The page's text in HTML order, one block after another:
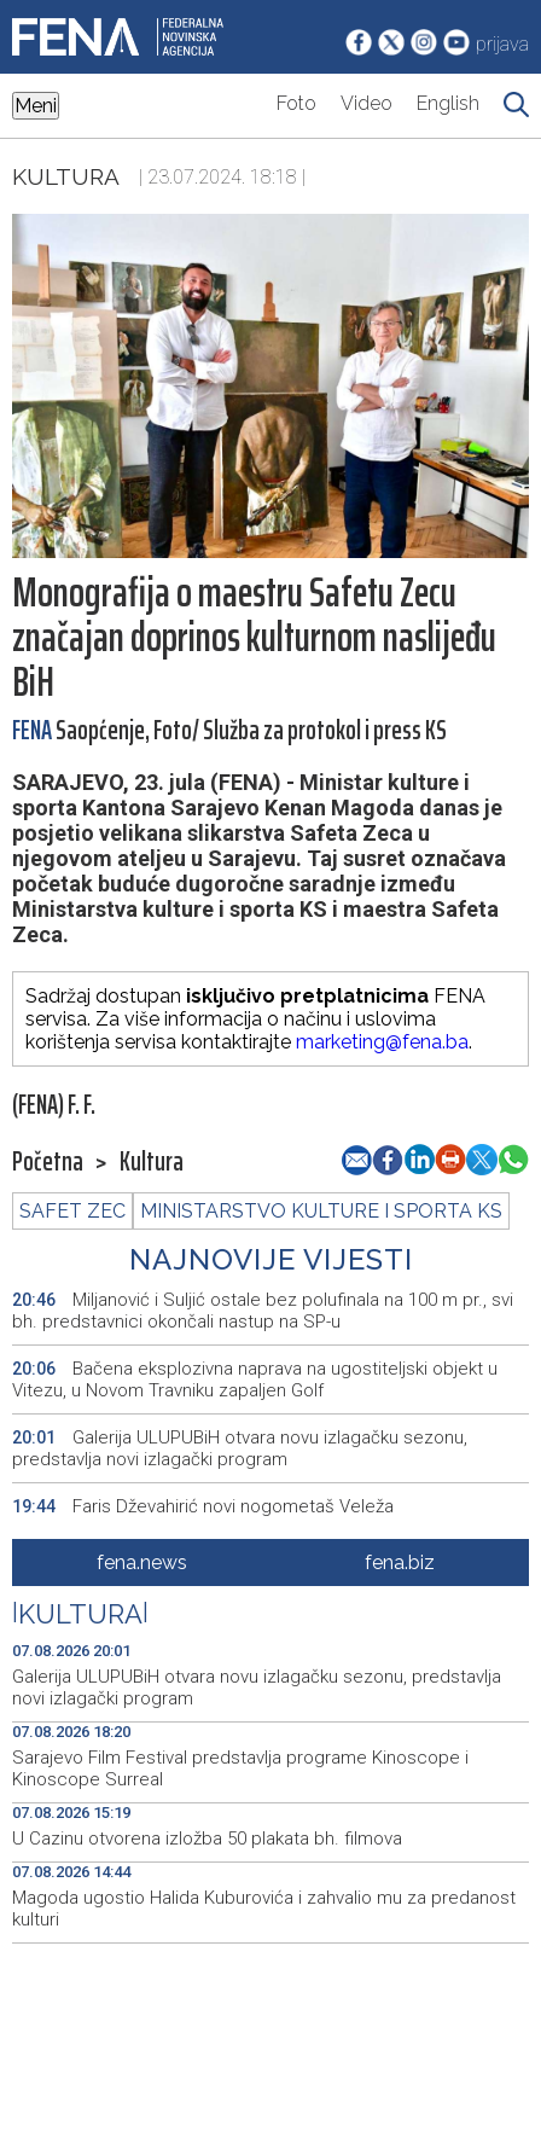
prijava
Meni Foto Video English
KULTURA | 23.07.2024. 18:18 |
Monografija o maestru Safetu Zecu
značajan doprinos kulturnom naslijeđu
BiH
FENASaopćenje, Foto/ Služba za protokol i press KS
SARAJEVO, 23. jula (FENA) - Ministar kulture i
sporta Kantona Sarajevo Kenan Magoda danas je
posjetio velikana slikarstva Safeta Zeca u
njegovom ateljeu u Sarajevu. Taj susret označava
početak buduće dugoročne saradnje između
Ministarstva kulture i sporta KS i maestra Safeta
Zeca.
Sadržaj dostupan isključivo pretplatnicima FENA
servisa. Za više informacija o načinu i uslovima
korištenja servisa kontaktirajte marketing@fena.ba.
(FENA) F. F.
Početna > Kultura
SAFET ZEC MINISTARSTVO KULTURE I SPORTA KS
NAJNOVIJE VIJESTI
20:46
Miljanović i Suljić ostale bez polufinala na 100 m pr., svi
bh. predstavnici okončali nastup na SP-u
20:06
Bačena eksplozivna naprava na ugostiteljski objekt u
Vitezu, u Novom Travniku zapaljen Golf
20:01
Galerija ULUPUBiH otvara novu izlagačku sezonu,
predstavlja novi izlagački program
19:44 Faris Dževahirić novi nogometaš Veleža
Announcement of events for Saturday, 8 August 2026
19:10
Rudari Milanovića ubijedili da ode kući, Memčić se već
ponovo vratio u jamu 'Raspotočje'
19:03
Sarajevo Film Festival presents Kinoscope and
Kinoscope Surreal programs
19:00 Najave događaja za 8. 8. 2026. godine (subota)
18:58
Fire breaks out across more than 40 hectares in Grude,
firefighters and Air Tractors on the ground
Zelenski doputovao u Beograd, sutra sastanak s
Vučićem
fena.news fena.biz
KULTURA
07.08.2026 20:01
Galerija ULUPUBiH otvara novu izlagačku sezonu, predstavlja
novi izlagački program
07.08.2026 18:20
Sarajevo Film Festival predstavlja programe Kinoscope i
Kinoscope Surreal
07.08.2026 15:19
U Cazinu otvorena izložba 50 plakata bh. filmova
07.08.2026 14:44
Magoda ugostio Halida Kuburovića i zahvalio mu za predanost
kulturi